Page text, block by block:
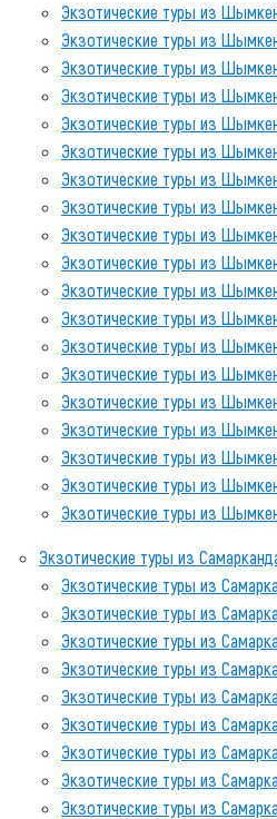
Экзотические туры из
Экзотические туры из
Экзотические туры из
Экзотические туры из
Экзотические туры из
Экзотические туры из
Экзотические туры из
Экзотические туры из
Экзотические туры из
Экзотические туры из
Экзотические туры из
Экзотические туры из
Экзотические туры из
Экзотические туры из
Экзотические туры из
Экзотические туры из
Экзотические туры из
Экзотические туры из
Экзотические туры из
Экзотические туры из
Экзотические туры из
Экзотические туры из
Экзотические туры из
Экзотические туры из
Экзотические туры из
Экзотические туры из
Экзотические туры из
Экзотические туры из
Экзотические туры из